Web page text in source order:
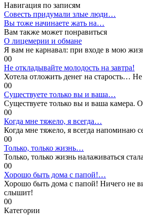
Навигация по записям
Совесть придумали злые люди…
Вы тоже начинаете жать на…
Вам также может понравиться
О лицемерии и обмане
Я вам не карнавал: при входе в мою
00
Не откладывайте молодость на завтра!
Хотела отложить денег на старость… Не
00
Существуете только вы и ваша…
Существуете только вы и ваша камера.
00
Когда мне тяжело, я всегда…
Когда мне тяжело, я всегда напоминаю
00
Только, только жизнь…
Только, только жизнь налаживаться
00
Хорошо быть дома с папой!…
Хорошо быть дома с папой! Ничего не
слышит!
00
Категории